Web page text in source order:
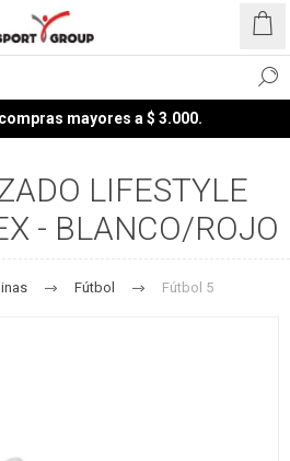
mayores a $ 3.000.
LIFESTYLE
- BLANCO/ROJO
Fútbol Fútbol 5